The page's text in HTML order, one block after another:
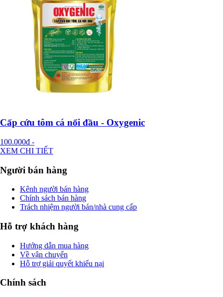
Cấp cứu tôm cá nổi đầu - Oxygenic
100.000đ -
XEM CHI TIẾT
Người bán hàng
Kênh người bán hàng
Chính sách bán hàng
Trách nhiệm người bán/nhà cung cấp
Hỗ trợ khách hàng
Hướng dẫn mua hàng
Về vận chuyển
Hỗ trợ giải quyết khiếu nại
Chính sách